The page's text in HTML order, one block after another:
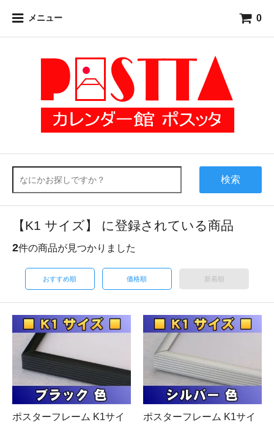
メニュー 0
検索
【K1 サイズ】 に登録されている商品
2件の商品が見つかりました
おすすめ順 価格順 新着順
ポスターフレーム K1サイ
ポスターフレーム K1サイ